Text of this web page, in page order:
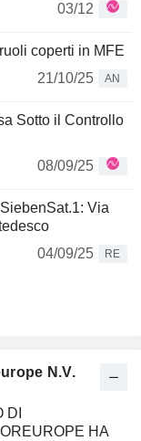
03/12
coperti in MFE
21/10/25
AN
Sotto il Controllo
08/09/25
Via
04/09/25
RE
N.V.
DI
HA